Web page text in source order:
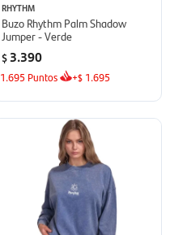
RHYTHM
Buzo Rhythm Palm Shadow
Jumper - Verde
$ 3.390
1.695 Puntos +$ 1.695